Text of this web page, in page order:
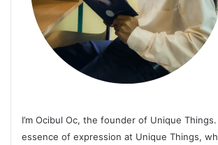
I’m Ocibul Oc, the founder of Unique
essence of expression at Unique Things,